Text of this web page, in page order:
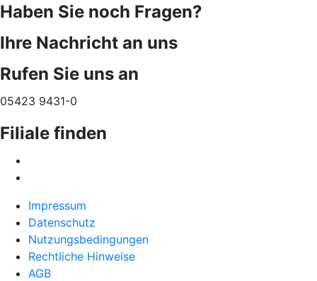
Haben Sie noch Fragen?
Ihre Nachricht an uns
Rufen Sie uns an
05423 9431-0
Filiale finden
Impressum
Datenschutz
Nutzungsbedingungen
Rechtliche Hinweise
AGB